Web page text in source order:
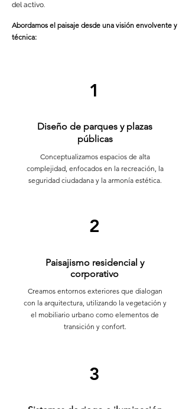
del activo.
Abordamos el paisaje desde una visión envolvente y
técnica:
1
Diseño de parques y plazas
públicas
Conceptualizamos espacios de alta
complejidad, enfocados en la recreación, la
seguridad ciudadana y la armonía estética.
2
Paisajismo residencial y
corporativo
Creamos entornos exteriores que dialogan
con la arquitectura, utilizando la vegetación y
el mobiliario urbano como elementos de
transición y confort.
3